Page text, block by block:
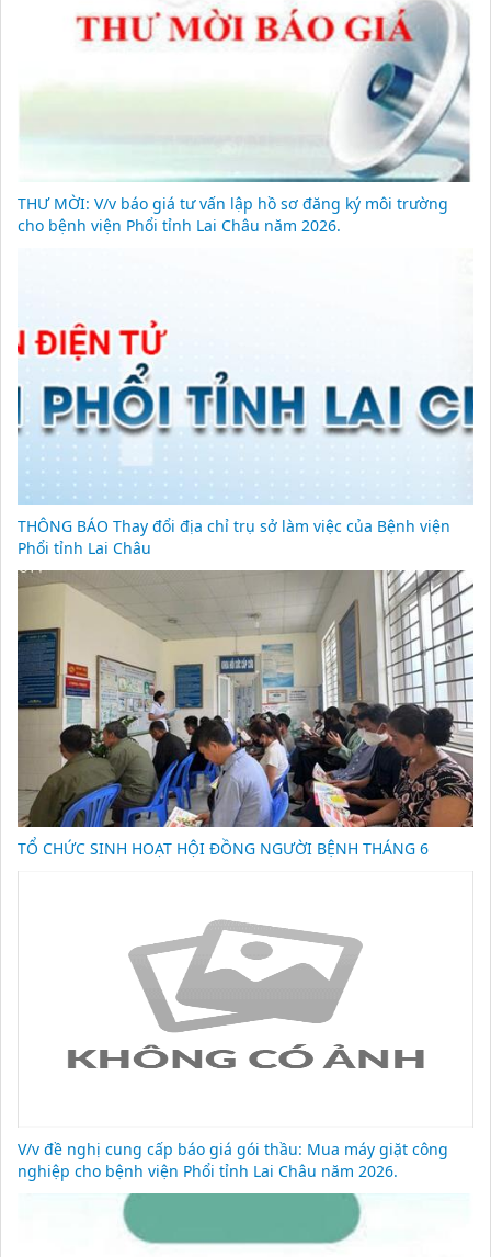
THƯ MỜI: V/v báo giá tư vấn lập hồ sơ đăng ký môi trường
cho bệnh viện Phổi tỉnh Lai Châu năm 2026.
THÔNG BÁO Thay đổi địa chỉ trụ sở làm việc của Bệnh viện
Phổi tỉnh Lai Châu
TỔ CHỨC SINH HOẠT HỘI ĐỒNG NGƯỜI BỆNH THÁNG 6
V/v đề nghị cung cấp báo giá gói thầu: Mua máy giặt công
nghiệp cho bệnh viện Phổi tỉnh Lai Châu năm 2026.